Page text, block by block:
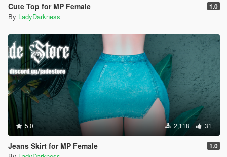
Cute Top for MP Female 1.0
By LadyDarkness
5.0 2,118 31
Jeans Skirt for MP Female 1.0